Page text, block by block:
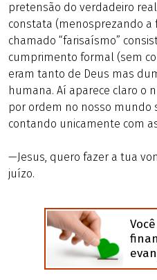
pretensão do verdadeiro
constata (menosprezando a
chamado “farisaísmo”
cumprimento formal (sem
eram tanto de Deus mas
humana. Aí aparece claro o
por ordem no nosso mundo
contando unicamente com
—Jesus, quero fazer a tua
juízo.